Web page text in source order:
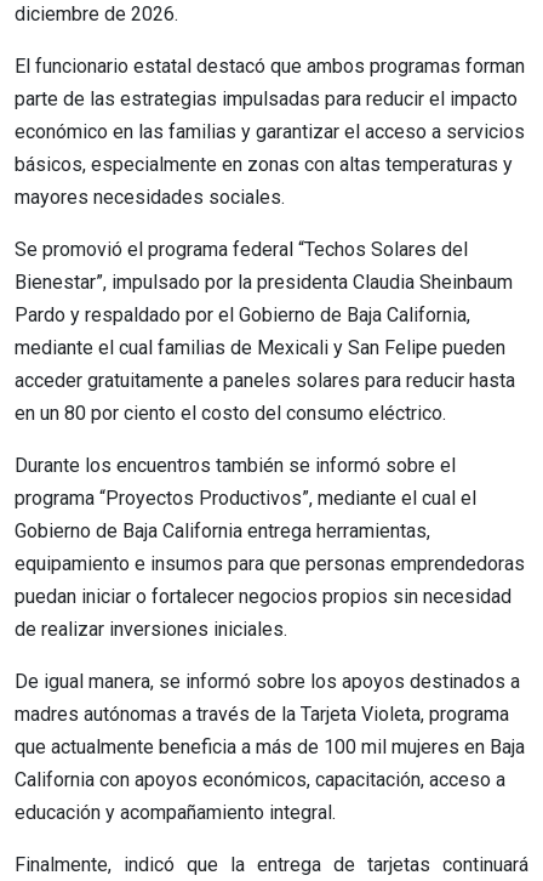
diciembre de 2026.
El funcionario estatal destacó que ambos programas forman
parte de las estrategias impulsadas para reducir el impacto
económico en las familias y garantizar el acceso a servicios
básicos, especialmente en zonas con altas temperaturas y
mayores necesidades sociales.
Se promovió el programa federal “Techos Solares del
Bienestar”, impulsado por la presidenta Claudia Sheinbaum
Pardo y respaldado por el Gobierno de Baja California,
mediante el cual familias de Mexicali y San Felipe pueden
acceder gratuitamente a paneles solares para reducir hasta
en un 80 por ciento el costo del consumo eléctrico.
Durante los encuentros también se informó sobre el
programa “Proyectos Productivos”, mediante el cual el
Gobierno de Baja California entrega herramientas,
equipamiento e insumos para que personas emprendedoras
puedan iniciar o fortalecer negocios propios sin necesidad
de realizar inversiones iniciales.
De igual manera, se informó sobre los apoyos destinados a
madres autónomas a través de la Tarjeta Violeta, programa
que actualmente beneficia a más de 100 mil mujeres en Baja
California con apoyos económicos, capacitación, acceso a
educación y acompañamiento integral.
Finalmente, indicó que la entrega de tarjetas continuará